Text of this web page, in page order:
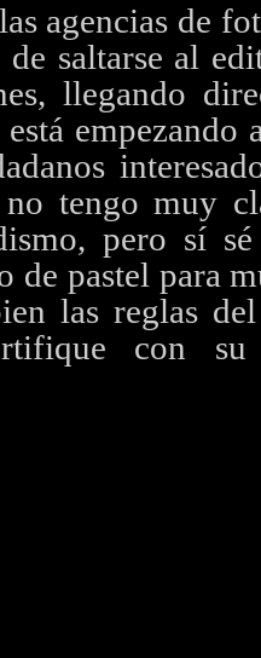
agencias de
saltarse al
llegando
está
no tengo muy
pero sí
de pastel para
las reglas
con